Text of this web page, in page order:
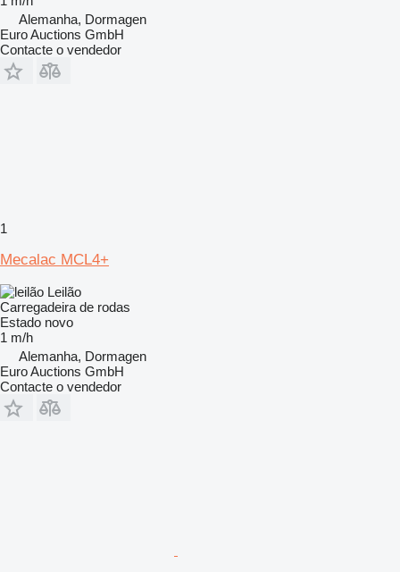
Alemanha, Dormagen
Euro Auctions GmbH
Contacte o vendedor
1
Mecalac MCL4+
Leilão
Carregadeira de rodas
Estado novo
1 m/h
Alemanha, Dormagen
Euro Auctions GmbH
Contacte o vendedor